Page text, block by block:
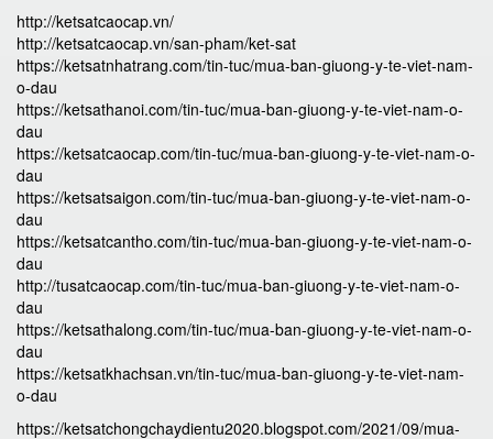
http://ketsatcaocap.vn/
http://ketsatcaocap.vn/san-pham/ket-sat
https://ketsatnhatrang.com/tin-tuc/mua-ban-giuong-y-te-viet-nam-
o-dau
https://ketsathanoi.com/tin-tuc/mua-ban-giuong-y-te-viet-nam-o-
dau
https://ketsatcaocap.com/tin-tuc/mua-ban-giuong-y-te-viet-nam-o-
dau
https://ketsatsaigon.com/tin-tuc/mua-ban-giuong-y-te-viet-nam-o-
dau
https://ketsatcantho.com/tin-tuc/mua-ban-giuong-y-te-viet-nam-o-
dau
http://tusatcaocap.com/tin-tuc/mua-ban-giuong-y-te-viet-nam-o-
dau
https://ketsathalong.com/tin-tuc/mua-ban-giuong-y-te-viet-nam-o-
dau
https://ketsatkhachsan.vn/tin-tuc/mua-ban-giuong-y-te-viet-nam-
o-dau
https://ketsatchongchaydientu2020.blogspot.com/2021/09/mua-